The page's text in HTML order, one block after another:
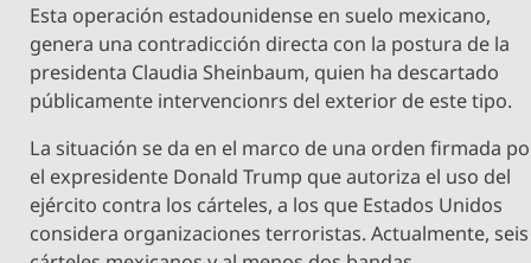
Esta operación estadounidense en suelo mexicano,
genera una contradicción directa con la postura de la
presidenta Claudia Sheinbaum, quien ha descartado
públicamente intervencionrs del exterior de este tipo.
La situación se da en el marco de una orden firmada
el expresidente Donald Trump que autoriza el uso del
ejército contra los cárteles, a los que Estados Unidos
considera organizaciones terroristas. Actualmente, seis